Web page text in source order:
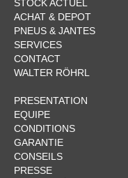
STOCK ACTUEL
ACHAT & DEPOT
PNEUS & JANTES
SERVICES
CONTACT
WALTER RÖHRL
PRESENTATION
EQUIPE
CONDITIONS
GARANTIE
CONSEILS
PRESSE